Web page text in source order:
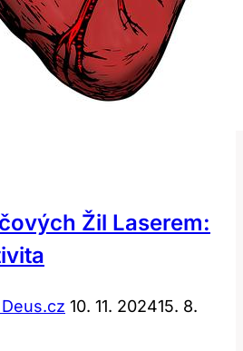
Žil Laserem:
10. 11. 202415. 8.